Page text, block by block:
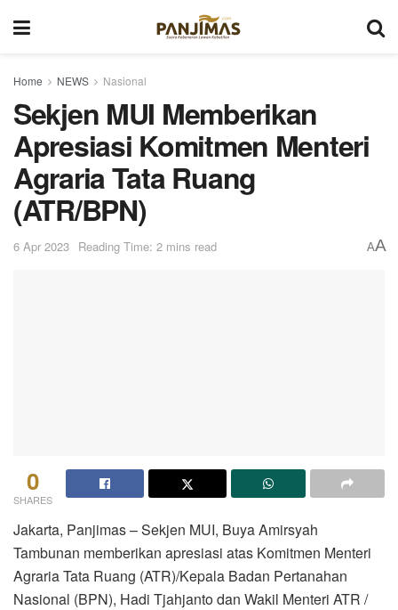
Home NEWS Nasional
Sekjen MUI Memberikan
Apresiasi Komitmen Menteri
Agraria Tata Ruang
(ATR/BPN)
6 Apr 2023 Reading Time: 2 mins read AA
0
SHARES
Jakarta, Panjimas – Sekjen MUI, Buya Amirsyah
Tambunan memberikan apresiasi atas Komitmen Menteri
Agraria Tata Ruang (ATR)/Kepala Badan Pertanahan
Nasional (BPN), Hadi Tjahjanto dan Wakil Menteri ATR /